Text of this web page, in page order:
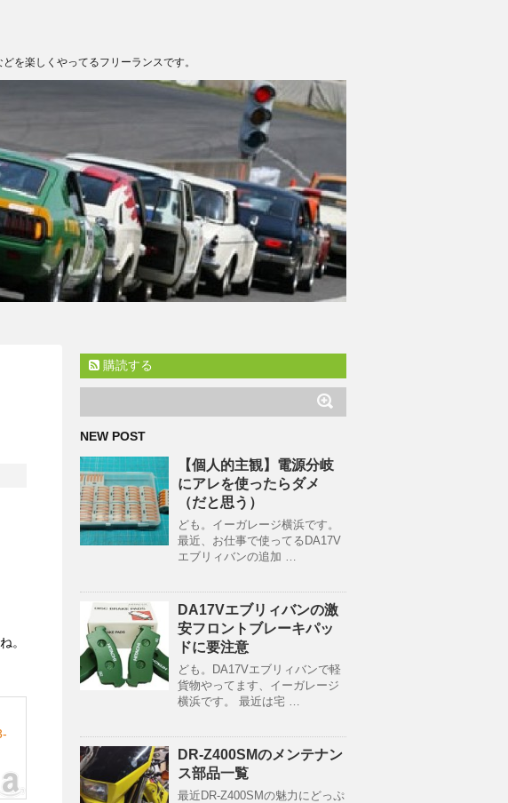
を楽しくやってるフリーランスです。
。
購読する
NEW POST
【個人的主観】電源分岐
にアレを使ったらダメ
（だと思う）
ども。イーガレージ横浜です。
最近、お仕事で使ってるDA17V
エブリィバンの追加 …
DA17Vエブリィバンの激
安フロントブレーキパッ
ドに要注意
ども。DA17Vエブリィバンで軽
貨物やってます、イーガレージ
横浜です。 最近は宅 …
DR-Z400SMのメンテナン
ス部品一覧
最近DR-Z400SMの魅力にどっぷ